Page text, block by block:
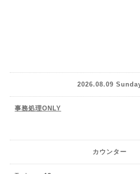
2026.08.09
事務処理ONLY
カウンター